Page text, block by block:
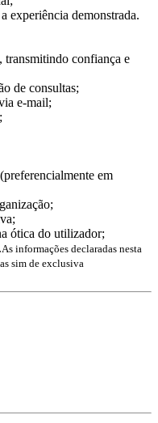
experiência demonstrada.
transmitindo confiança e
de consultas;
e-mail;
em
ótica do utilizador;
As informações declaradas nesta
sim de exclusiva